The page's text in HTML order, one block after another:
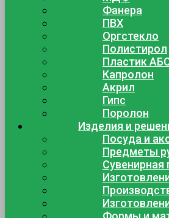
Фанера
ПВХ
Оргстекло
Полистирол
Пластик
Капролон
Акрил
Гипс
Поролон
Изделия и
Посуда и
Предметы
Сувенирная